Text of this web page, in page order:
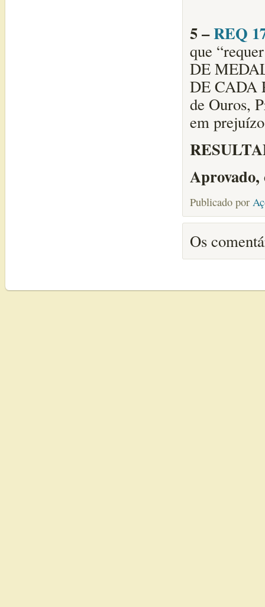
5 –REQ
que
DE
DE CADA
de Ouros,
em
Aprovado,
Publicado por
Os